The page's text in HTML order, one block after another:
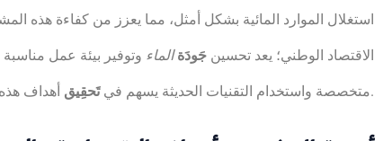
استغلال الموارد المائية بشكل أمثل، مما يعزز من كفاءة هذه
الاقتصاد الوطني؛ يعد تحسينجَودَة الماء وتوفير بيئة عمل
متخصصة واستخدام التقنيات الحديثة يسهم فيتَحقِيق أهداف هذه المشاريع بشكل فعال.